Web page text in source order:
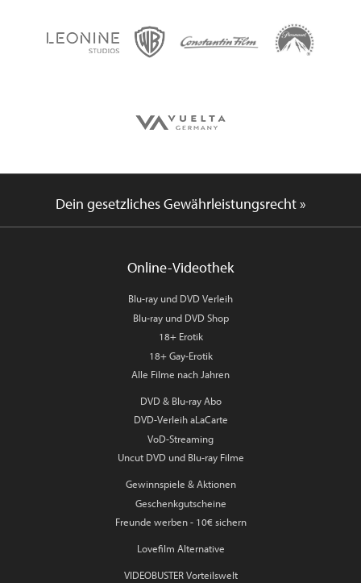
Dein gesetzliches Gewährleistungsrecht »
Online-Videothek
Blu-ray und DVD Verleih
Blu-ray und DVD Shop
18+ Erotik
18+ Gay-Erotik
Alle Filme nach Jahren
DVD & Blu-ray Abo
DVD-Verleih aLaCarte
VoD-Streaming
Uncut DVD und Blu-ray Filme
Gewinnspiele & Aktionen
Geschenkgutscheine
Freunde werben - 10€ sichern
Lovefilm Alternative
VIDEOBUSTER Vorteilswelt